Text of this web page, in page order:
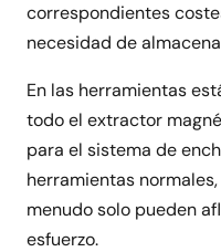
correspondientes
necesidad de
En las herramientas
todo el extractor
para el sistema de
herramientas
menudo solo pueden
esfuerzo.